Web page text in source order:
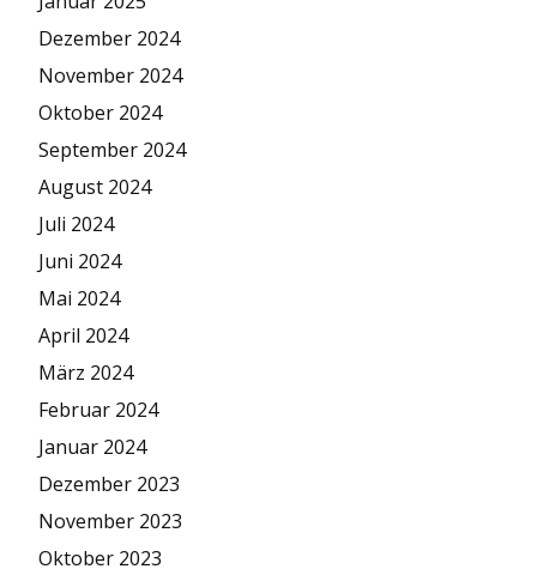
Dezember 2024
November 2024
Oktober 2024
September 2024
August 2024
Juli 2024
Juni 2024
Mai 2024
April 2024
März 2024
Februar 2024
Januar 2024
Dezember 2023
November 2023
Oktober 2023